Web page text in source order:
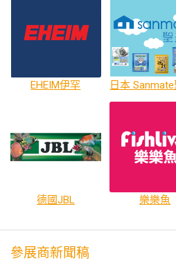
EHEIM伊罕
德國JBL 樂樂魚
參展商新聞稿